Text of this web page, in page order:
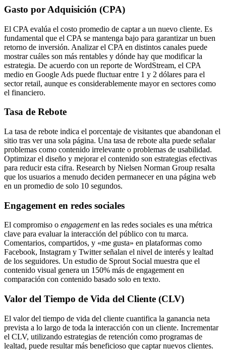
Gasto por Adquisición (CPA)
El CPA evalúa el costo promedio de captar a un nuevo cliente. Es
fundamental que el CPA se mantenga bajo para garantizar un buen
retorno de inversión. Analizar el CPA en distintos canales puede
mostrar cuáles son más rentables y dónde hay que modificar la
estrategia. De acuerdo con un reporte de WordStream, el CPA
medio en Google Ads puede fluctuar entre 1 y 2 dólares para el
sector retail, aunque es considerablemente mayor en sectores como
el financiero.
Tasa de Rebote
La tasa de rebote indica el porcentaje de visitantes que abandonan el
sitio tras ver una sola página. Una tasa de rebote alta puede señalar
problemas como contenido irrelevante o problemas de usabilidad.
Optimizar el diseño y mejorar el contenido son estrategias efectivas
para reducir esta cifra. Research by Nielsen Norman Group resalta
que los usuarios a menudo deciden permanecer en una página web
en un promedio de solo 10 segundos.
Engagement en redes sociales
El compromiso o engagementen las redes sociales es una métrica
clave para evaluar la interacción del público con tu marca.
Comentarios, compartidos, y «me gusta» en plataformas como
Facebook, Instagram y Twitter señalan el nivel de interés y lealtad
de los seguidores. Un estudio de Sprout Social muestra que el
contenido visual genera un 150% más de engagement en
comparación con contenido basado solo en texto.
Valor del Tiempo de Vida del Cliente (CLV)
El valor del tiempo de vida del cliente cuantifica la ganancia neta
prevista a lo largo de toda la interacción con un cliente. Incrementar
el CLV, utilizando estrategias de retención como programas de
lealtad, puede resultar más beneficioso que captar nuevos clientes.